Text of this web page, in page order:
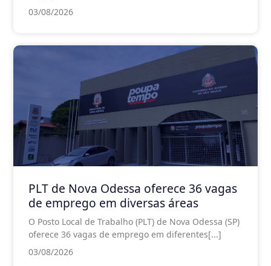
03/08/2026
PLT de Nova Odessa oferece 36 vagas
de emprego em diversas áreas
O Posto Local de Trabalho (PLT) de Nova Odessa (SP)
oferece 36 vagas de emprego em diferentes[...]
03/08/2026